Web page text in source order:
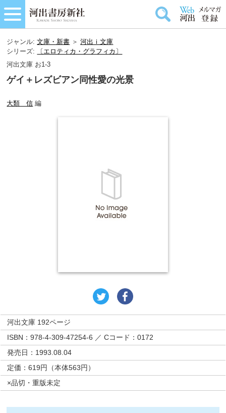
ジャンル:文庫・新書 ＞河出ｉ文庫
シリーズ:
〔エロティカ・グラフィカ〕
河出文庫 お1-3
ゲイ＋レズビアン同性愛の光景
大類 信 編
河出文庫 192ページ
ISBN：978-4-309-47254-6 ／ Cコード：0172
発売日：1993.08.04
定価：619円（本体563円）
×品切・重版未定